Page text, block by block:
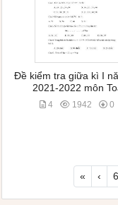
Đề kiểm tra giữa kì I
2021-2022 môn
4 1942 0
« ‹